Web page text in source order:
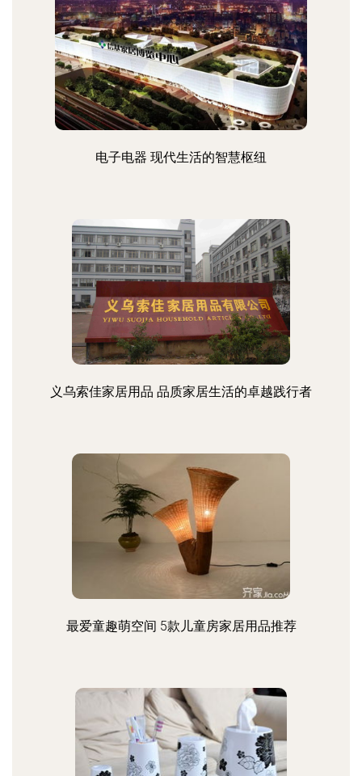
电子电器 现代生活的智慧枢纽
义乌索佳家居用品 品质家居生活的卓越践行者
最爱童趣萌空间 5款儿童房家居用品推荐